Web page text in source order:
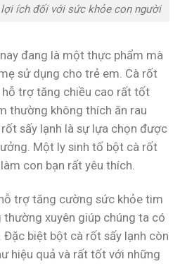
ích đối với sức khỏe con người
đang là một thực phẩm mà
sử dụng cho trẻ em. Cà rốt
trợ tăng chiều cao rất tốt
thường không thích ăn rau
sấy lạnh là sự lựa chọn được
Một ly sinh tố bột cà rốt
con bạn rất yêu thích.
trợ tăng cường sức khỏe tim
thường xuyên giúp chúng ta có
biệt bột cà rốt sấy lạnh còn
hiệu quả và rất tốt với những